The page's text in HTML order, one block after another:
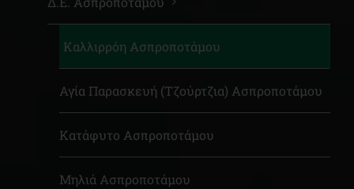
Καλλιρρόη Ασπροποτάμου
Αγία Παρασκευή (Tζούρτζια) Ασπροποτάμου
Κατάφυτο Ασπροποτάμου
Μηλιά Ασπροποτάμου